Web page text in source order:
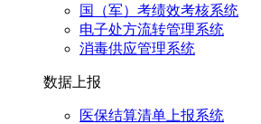
国（军）考绩效考核系统
电子处方流转管理系统
消毒供应管理系统
数据上报
医保结算清单上报系统